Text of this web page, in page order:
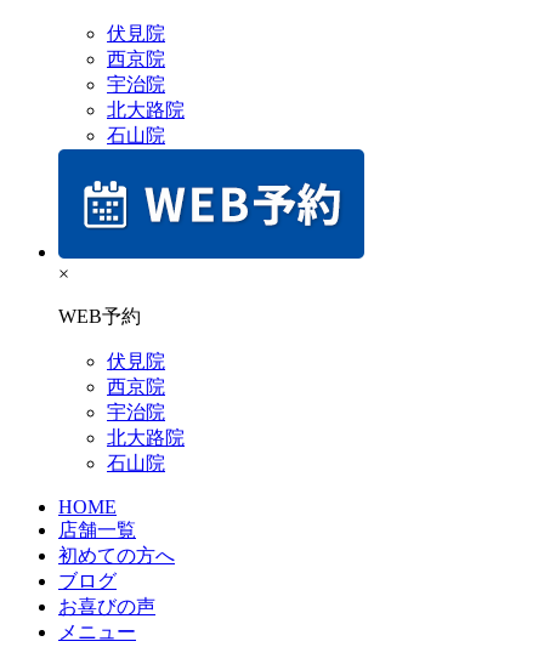
伏見院
西京院
宇治院
北大路院
石山院
×
WEB予約
伏見院
西京院
宇治院
北大路院
石山院
HOME
店舗一覧
初めての方へ
ブログ
お喜びの声
メニュー